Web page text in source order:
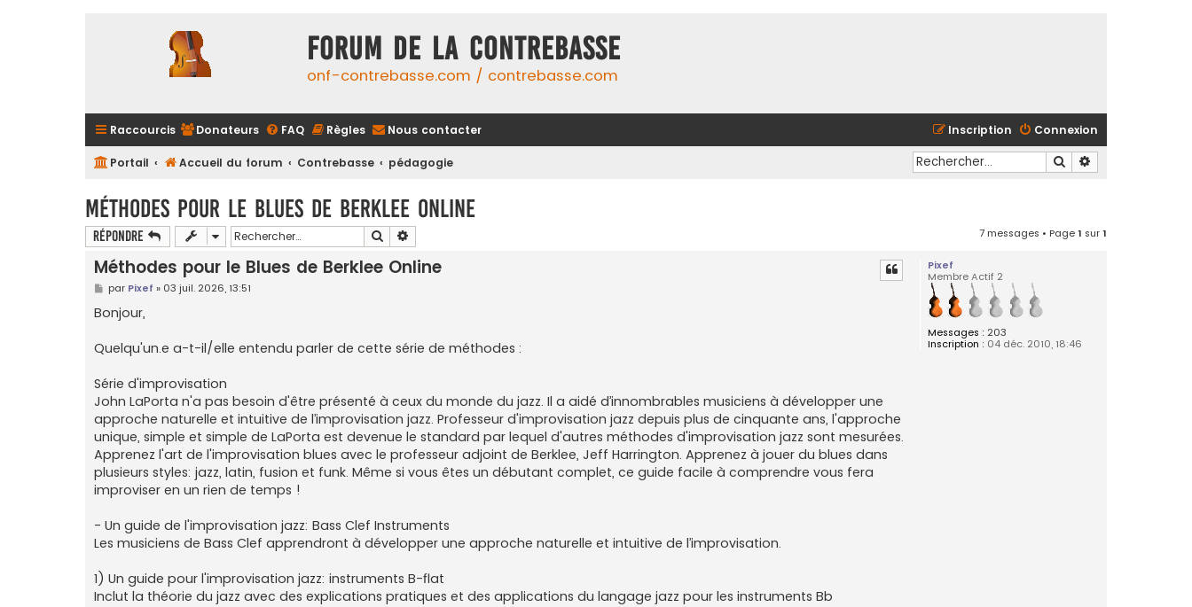
FORUM DE LA CONTREBASSE
onf-contrebasse.com / contrebasse.com
Raccourcis Donateurs FAQ Règles Nous contacter Connexion
Inscription
Portail Accueil du forum Contrebasse pédagogie Rechercher
Méthodes pour le Blues de Berklee Online
Répondre Rechercher 7 messages • Page1 sur1
Pixef
Membre Actif 2
Messages : 203
Inscription : 04 déc. 2010, 18:46
Méthodes pour le Blues de Berklee Online
M
e
s
s
g
e
par Pixef » 03 juil. 2026, 13:51
Bonjour,
Quelqu'un.e a-t-il/elle entendu parler de cette série de méthodes :
Série d'improvisation
John LaPorta n'a pas besoin d'être présenté à ceux du monde du jazz. Il a aidé d’innombrables musiciens à développer une
approche naturelle et intuitive de l’improvisation jazz. Professeur d'improvisation jazz depuis plus de cinquante ans, l'approche
unique, simple et simple de LaPorta est devenue le standard par lequel d'autres méthodes d'improvisation jazz sont mesurées.
Apprenez l'art de l'improvisation blues avec le professeur adjoint de Berklee, Jeff Harrington. Apprenez à jouer du blues dans
plusieurs styles: jazz, latin, fusion et funk. Même si vous êtes un débutant complet, ce guide facile à comprendre vous fera
improviser en un rien de temps !
- Un guide de l'improvisation jazz: Bass Clef Instruments
Les musiciens de Bass Clef apprendront à développer une approche naturelle et intuitive de l’improvisation.
1) Un guide pour l'improvisation jazz: instruments B-flat
Inclut la théorie du jazz avec des explications pratiques et des applications du langage jazz pour les instruments Bb